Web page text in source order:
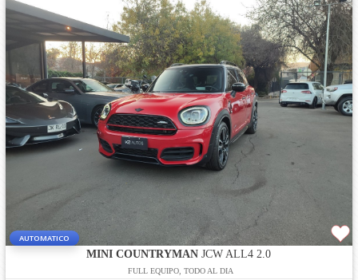
AUTOMATICO
MINI COUNTRYMAN JCW ALL4 2.0
FULL EQUIPO, TODO AL DIA